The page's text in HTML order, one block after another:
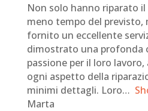
e
d
5
o
u
t
o
Non solo hanno riparato
meno tempo del previsto,
fornito un eccellente
dimostrato una profonda
passione per il loro
ogni aspetto della
minimi dettagli. Loro
Marta